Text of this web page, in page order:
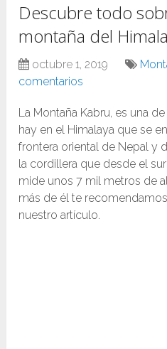
Descubre todo
montaña del
octubre 1, 2019
comentarios
La Montaña Kabru, es una
hay en el Himalaya que se
frontera oriental de Nepal y
la cordillera que desde el
mide unos 7 mil metros de
más de él te
nuestro artículo.